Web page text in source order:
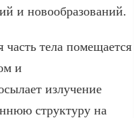
и новообразований.
часть тела помещается
и
излучение
структуру на